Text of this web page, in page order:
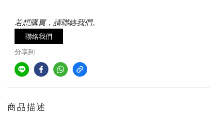
若想購買，請聯絡我們。
聯絡我們
分享到
商品描述